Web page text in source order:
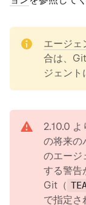
エージェ
合は、
ジェント
2.10.0
の将来の
のエージ
する警告
Git（
で指定さ